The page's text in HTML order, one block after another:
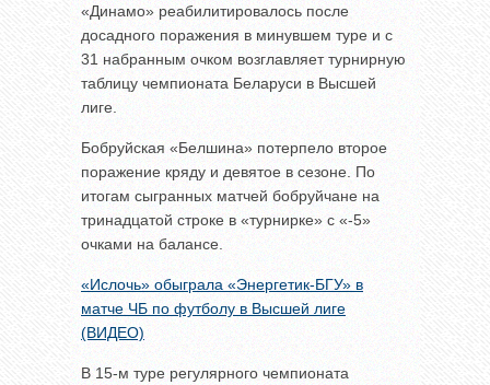
«Динамо» реабилитировалось после
досадного поражения в минувшем туре и с
31 набранным очком возглавляет турнирную
таблицу чемпионата Беларуси в Высшей
лиге.
Бобруйская «Белшина» потерпело второе
поражение кряду и девятое в сезоне. По
итогам сыгранных матчей бобруйчане на
тринадцатой строке в «турнирке» с «-5»
очками на балансе.
«Ислочь» обыграла «Энергетик-БГУ» в
матче ЧБ по футболу в Высшей лиге
(ВИДЕО)
В 15-м туре регулярного чемпионата